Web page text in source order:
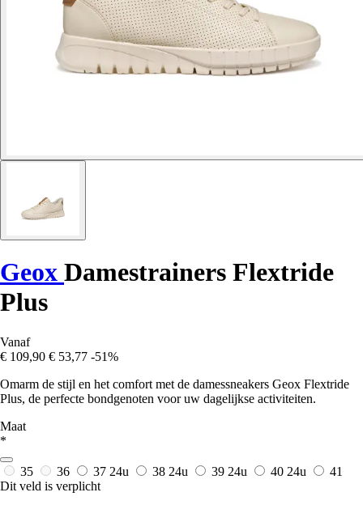
Geox Damestrainers Flextride
Plus
Vanaf
€ 109,90 € 53,77 -51%
Omarm de stijl en het comfort met de damessneakers Geox Flextride
Plus, de perfecte bondgenoten voor uw dagelijkse activiteiten.
Maat
*
35 36 37 24u 38 24u 39 24u 40 24u
41
Dit veld is verplicht